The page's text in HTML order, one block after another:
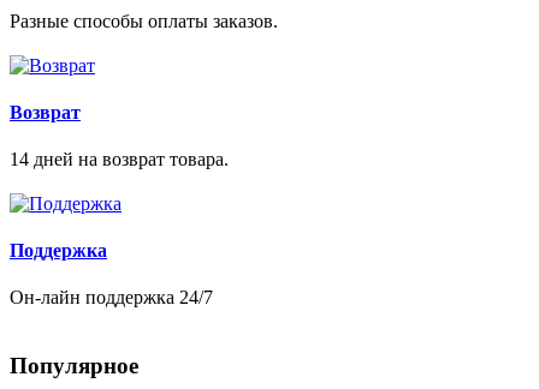
Разные способы оплаты заказов.
Возврат
14 дней на возврат товара.
Поддержка
Он-лайн поддержка 24/7
Популярное